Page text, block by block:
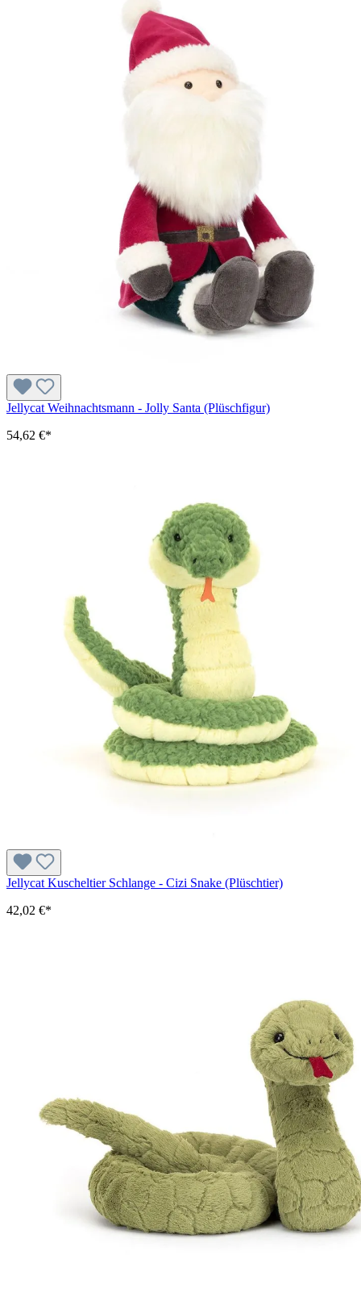
Jellycat Weihnachtsmann - Jolly Santa (Plüschfigur)
54,62 €*
Jellycat Kuscheltier Schlange - Cizi Snake (Plüschtier)
42,02 €*